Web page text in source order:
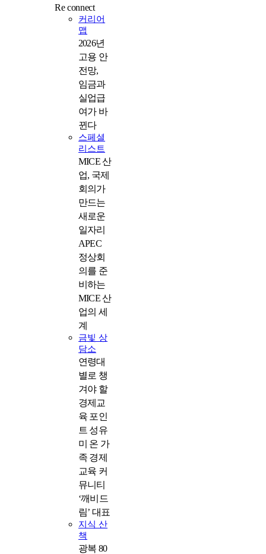
Re connect
커리어
맵
2026년
고용 안
전망,
임금과
실업급
여가 바
뀐다
스페셜
리스트
MICE 산
업, 국제
회의가
만드는
새로운
일자리
APEC
정상회
의를 준
비하는
MICE 산
업의 세
계
금빛 상
담소
연령대
별로 챙
겨야 할
경제교
육 포인
트 성유
미 온 가
족 경제
교육 커
뮤니티
‘깨비드
림’ 대표
지식 산
책
광복 80